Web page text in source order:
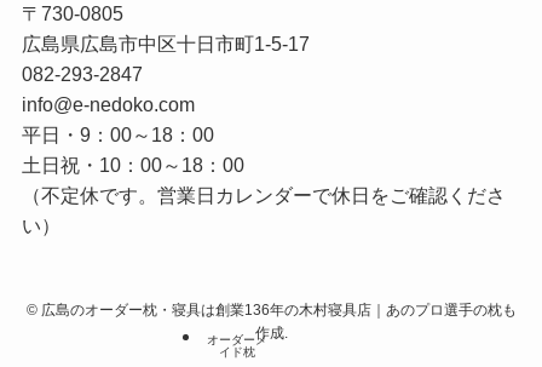
〒730-0805
広島県広島市中区十日市町1-5-17
082-293-2847
info@e-nedoko.com
平日・9：00～18：00
土日祝・10：00～18：00
（不定休です。営業日カレンダーで休日をご確認くださ
い）
©広島のオーダー枕・寝具は創業136年の木村寝具店｜あのプロ選手の枕も
作成.
オーダーメ
イド枕